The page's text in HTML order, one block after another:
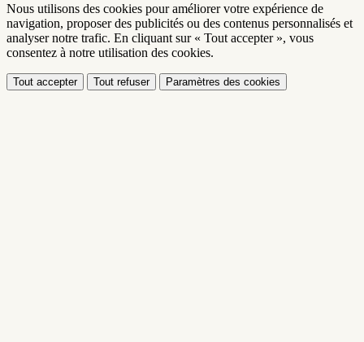
Nous utilisons des cookies pour améliorer votre expérience de
navigation, proposer des publicités ou des contenus personnalisés et
analyser notre trafic. En cliquant sur « Tout accepter », vous
consentez à notre utilisation des cookies.
Tout accepter Tout refuser Paramètres des cookies